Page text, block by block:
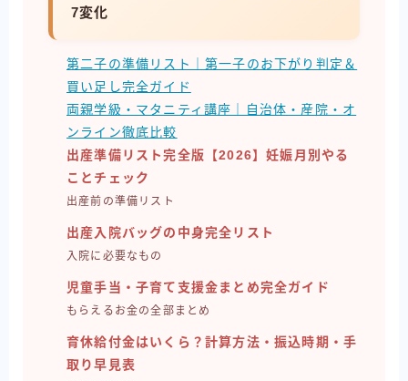
7変化
第二子の準備リスト｜第一子のお下がり判定＆
買い足し完全ガイド
両親学級・マタニティ講座｜自治体・産院・オ
ンライン徹底比較
出産準備リスト完全版【2026】妊娠月別やる
ことチェック
出産前の準備リスト
出産入院バッグの中身完全リスト
入院に必要なもの
児童手当・子育て支援金まとめ完全ガイド
もらえるお金の全部まとめ
育休給付金はいくら？計算方法・振込時期・手
取り早見表